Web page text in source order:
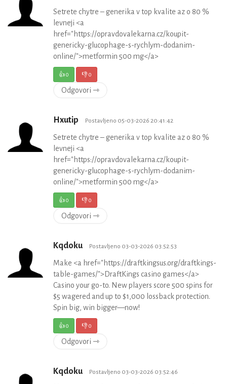
Setrete chytre – generika v top kvalite az o 80 %
levneji <a
href="https://opravdovalekarna.cz/koupit-
genericky-glucophage-s-rychlym-dodanim-
online/">metformin 500 mg</a>
👍0 👎0
Odgovori ⇾
Hxutip Postavljeno 05-03-2026 20:41:42
Setrete chytre – generika v top kvalite az o 80 %
levneji <a
href="https://opravdovalekarna.cz/koupit-
genericky-glucophage-s-rychlym-dodanim-
online/">metformin 500 mg</a>
👍0 👎0
Odgovori ⇾
Kqdoku Postavljeno 03-03-2026 03:52:53
Make <a href="https://draftkingsus.org/draftkings-
table-games/">DraftKings casino games</a>
Casino your go-to. New players score 500 spins for
$5 wagered and up to $1,000 lossback protection.
Spin big, win bigger—now!
👍0 👎0
Odgovori ⇾
Kqdoku Postavljeno 03-03-2026 03:52:46